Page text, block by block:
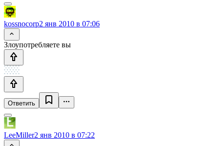
kossnocorp2 янв 2010 в 07:06
Злоупотребляете вы
Ответить
LeeMiller2 янв 2010 в 07:22